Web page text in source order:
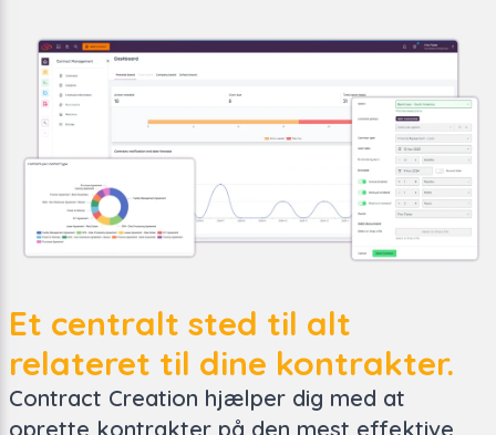
Et centralt sted til alt
relateret til dine kontrakter.
Contract Creation hjælper dig med at
oprette kontrakter på den mest effektive